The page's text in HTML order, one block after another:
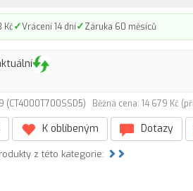
Kč✓Vrácení 14 dní✓Záruka 60 měsíců
(CT4000T700SSD5) Běžná cena: 14 679 Kč
K oblíbeným Dotazy
z této kategorie: